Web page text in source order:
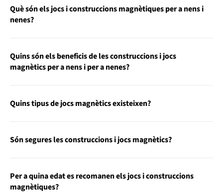
Què són els jocs i construccions magnètiques per a nens i
nenes?
Quins són els beneficis de les construccions i jocs
magnètics per a nens i per a nenes?
Quins tipus de jocs magnètics existeixen?
Són segures les construccions i jocs magnètics?
Per a quina edat es recomanen els jocs i construccions
magnètiques?